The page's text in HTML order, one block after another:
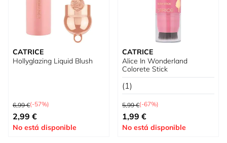
CATRICE
Hollyglazing Liquid Blush
Precio habitual
6,99 €(-57%)
Tan bajo como
2,99 €
No está disponible
CATRICE
Alice In Wonderland
Colorete Stick
(1)
Precio habitual
5,99 €(-67%)
Tan bajo como
1,99 €
No está disponible